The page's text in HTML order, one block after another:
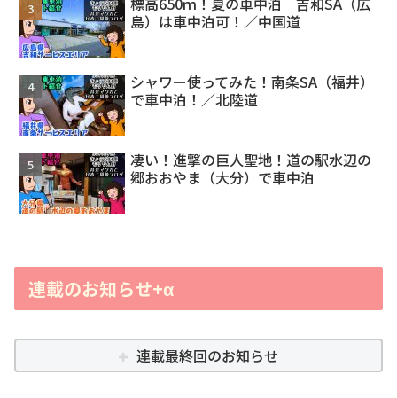
島）は車中泊可！／中国道
シャワー使ってみた！南条SA（福井）
で車中泊！／北陸道
凄い！進撃の巨人聖地！道の駅水辺の
郷おおやま（大分）で車中泊
連載のお知らせ+α
連載最終回のお知らせ